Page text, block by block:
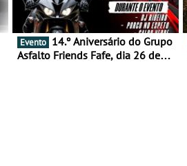
Evento
Asfalto Friends Fafe, dia 26 de